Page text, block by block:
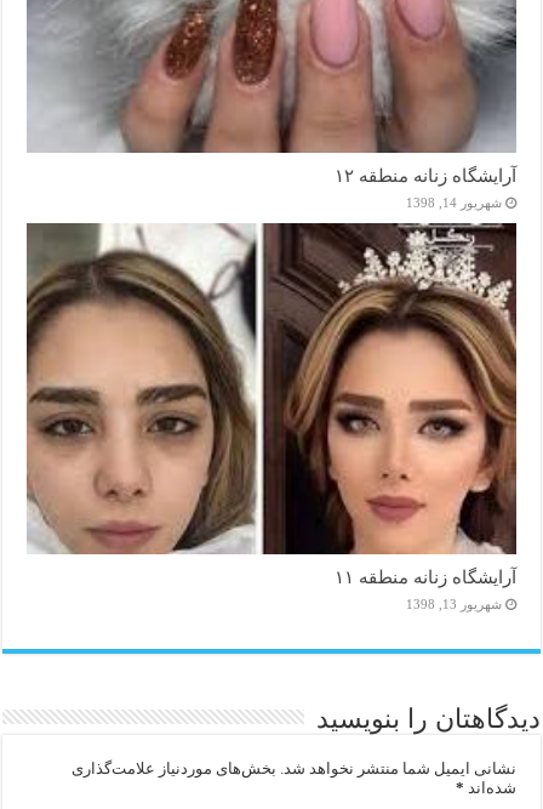
آرایشگاه زنانه منطقه ۱۲
شهریور 14, 1398
آرایشگاه زنانه منطقه ۱۱
شهریور 13, 1398
دیدگاهتان را بنویسید
نشانی ایمیل شما منتشر نخواهد شد. بخش‌های موردنیاز علامت‌گذاری
شده‌اند *